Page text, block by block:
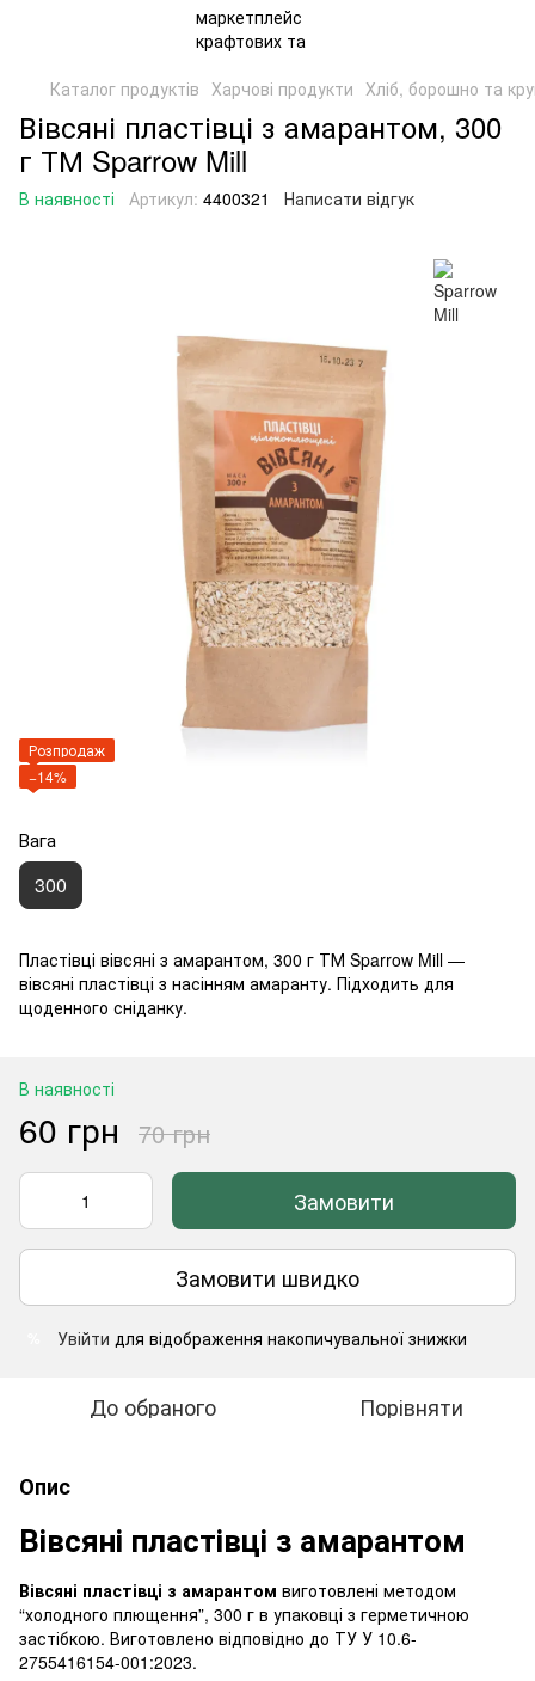
Каталог продуктів Харчові продукти Хліб, борошно та
Вівсяні пластівці з амарантом, 300
г ТМ Sparrow Mill
В наявності Артикул: 4400321 Написати відгук
Розпродаж
−14%
Вага
300
Пластівці вівсяні з амарантом, 300 г ТМ Sparrow Mill —
вівсяні пластівці з насінням амаранту. Підходить для
щоденного сніданку.
В наявності
60 грн 70 грн
Замовити
Замовити швидко
Увійти для відображення накопичувальної знижки
До обраного Порівняти
Опис
Вівсяні пластівці з амарантом
Вівсяні пластівці з амарантом виготовлені методом
“холодного плющення”, 300 г в упаковці з герметичною
застібкою. Виготовлено відповідно до ТУ У 10.6-
2755416154-001:2023.